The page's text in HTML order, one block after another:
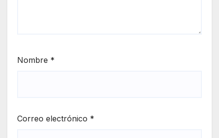
Nombre *
Correo electrónico *